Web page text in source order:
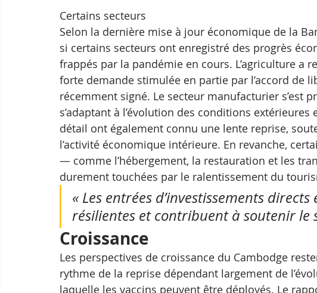
Certains secteurs
Selon la dernière mise à jour économique de la
si certains secteurs ont enregistré des progrès
frappés par la pandémie en cours. L’agriculture a
forte demande stimulée en partie par l’accord de
récemment signé. Le secteur manufacturier s’est
s’adaptant à l’évolution des conditions
détail ont également connu une lente reprise,
l’activité économique intérieure. En revanche,
— comme l’hébergement, la restauration et les
durement touchées par le ralentissement du
« Les entrées d’investissements
résilientes et contribuent à soutenir le
Croissance
Les perspectives de croissance du Cambodge
rythme de la reprise dépendant largement de
laquelle les vaccins peuvent être déployés. Le